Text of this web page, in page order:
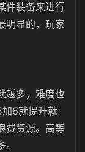
件装备来进行
明显的，玩家
越多，难度也
6就提升就
费资源。高等